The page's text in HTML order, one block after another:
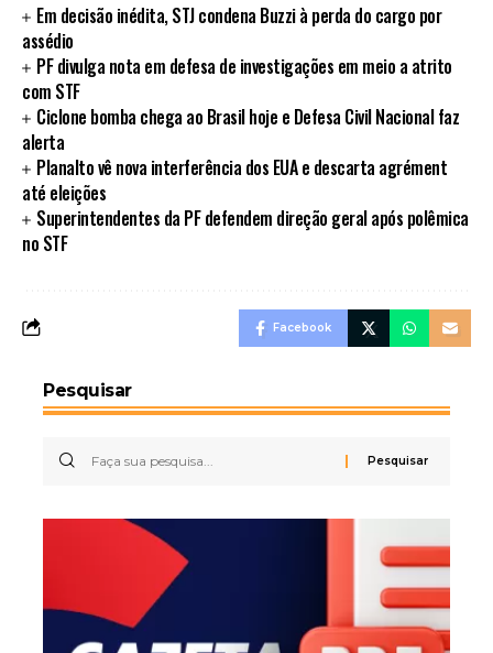
Em decisão inédita, STJ condena Buzzi à perda do cargo por
assédio
PF divulga nota em defesa de investigações em meio a atrito
com STF
Ciclone bomba chega ao Brasil hoje e Defesa Civil Nacional faz
alerta
Planalto vê nova interferência dos EUA e descarta agrément
até eleições
Superintendentes da PF defendem direção geral após polêmica
no STF
Facebook
Pesquisar